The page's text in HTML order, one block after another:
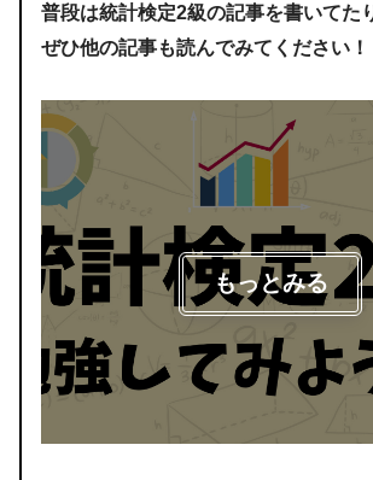
普段は統計検定2級の記事を書いてた
ぜひ他の記事も読んでみてください！
もっとみる